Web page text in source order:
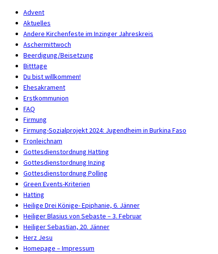
Advent
Aktuelles
Andere Kirchenfeste im Inzinger Jahreskreis
Aschermittwoch
Beerdigung/Beisetzung
Bitttage
Du bist willkommen!
Ehesakrament
Erstkommunion
FAQ
Firmung
Firmung-Sozialprojekt 2024: Jugendheim in Burkina Faso
Fronleichnam
Gottesdienstordnung Hatting
Gottesdienstordnung Inzing
Gottesdienstordnung Polling
Green Events-Kriterien
Hatting
Heilige Drei Könige- Epiphanie, 6. Jänner
Heiliger Blasius von Sebaste – 3. Februar
Heiliger Sebastian, 20. Jänner
Herz Jesu
Homepage – Impressum